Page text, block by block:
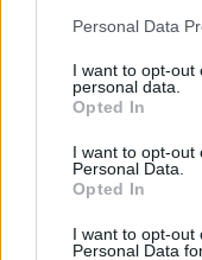
Personal Data
I want to opt-out
personal data.
Opted In
I want to opt-out
Personal Data.
Opted In
I want to opt-out
Personal Data
Η Βόρεια Κορέα
άσκηση με την
τακτικά
3 ΣΕΠ. 2023, 09:11